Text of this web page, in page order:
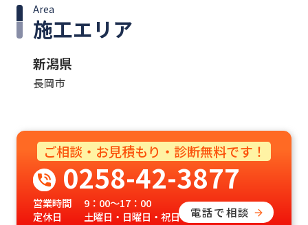
施工エリア
Area
新潟県
長岡市
ご相談・お見積もり・診断無料です！
0258-42-3877
営業時間
9：00～17：00
定休日
土曜日・日曜日・祝日 電話で相談